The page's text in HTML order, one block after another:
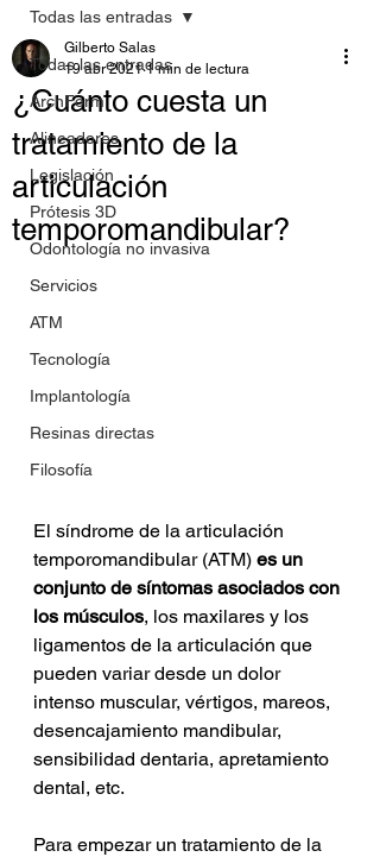
Todas las entradas
ArchForm
Alineadores
Legislación
Prótesis 3D
Odontología no invasiva
Servicios
ATM
Tecnología
Implantología
Resinas directas
Filosofía
Todas las entradas
¿Cuánto cuesta un
tratamiento de la
articulación
temporomandibular?
Gilberto Salas
19 abr 2021 1 min de lectura
El síndrome de la articulación
temporomandibular (ATM) es un
conjunto de síntomas asociados con
los músculos, los maxilares y los
ligamentos de la articulación que
pueden variar desde un dolor
intenso muscular, vértigos, mareos,
desencajamiento mandibular,
sensibilidad dentaria, apretamiento
dental, etc.
Para empezar un tratamiento de la